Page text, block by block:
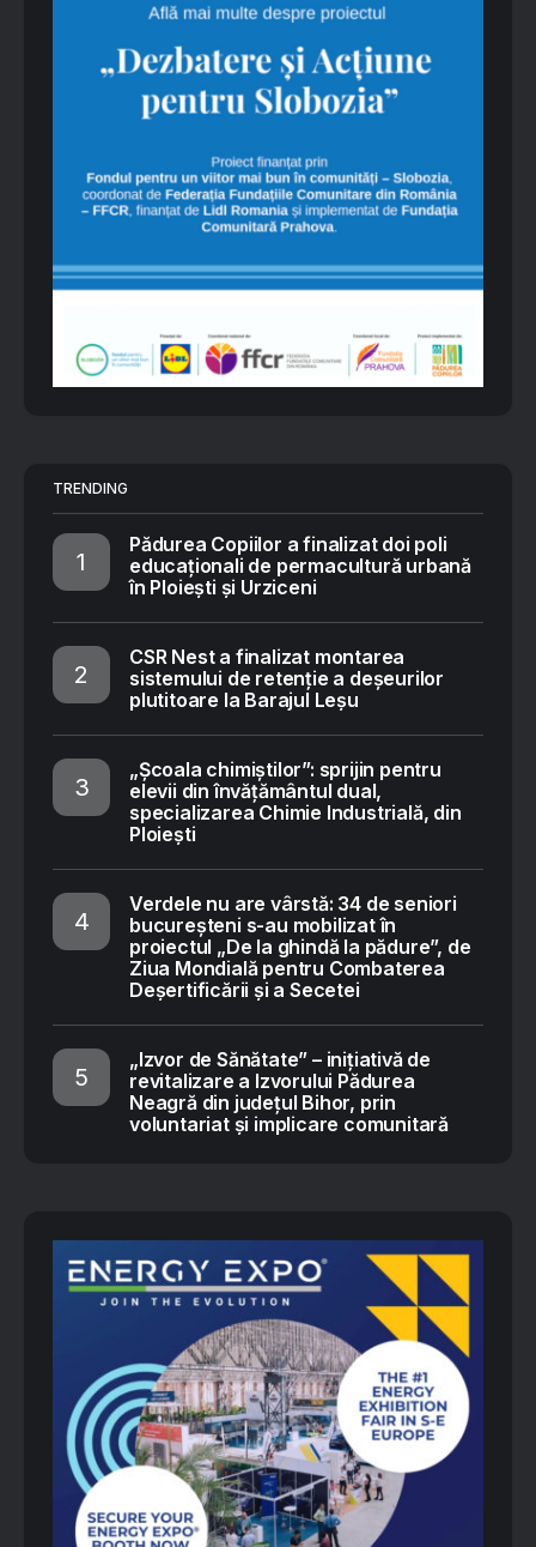
TRENDING
Pădurea Copiilor a finalizat doi poli
educaționali de permacultură urbană
în Ploiești și Urziceni
CSR Nest a finalizat montarea
sistemului de retenție a deșeurilor
plutitoare la Barajul Leșu
„Școala chimiștilor”: sprijin pentru
elevii din învățământul dual,
specializarea Chimie Industrială, din
Ploiești
Verdele nu are vârstă: 34 de seniori
bucureșteni s-au mobilizat în
proiectul „De la ghindă la pădure”, de
Ziua Mondială pentru Combaterea
Deșertificării și a Secetei
„Izvor de Sănătate” – inițiativă de
revitalizare a Izvorului Pădurea
Neagră din județul Bihor, prin
voluntariat și implicare comunitară